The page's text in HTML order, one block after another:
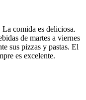
comida es deliciosa.
de martes a viernes
sus pizzas y pastas. El
es excelente.